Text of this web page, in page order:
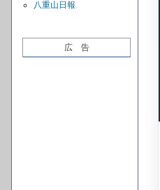
八重山日報
広 告